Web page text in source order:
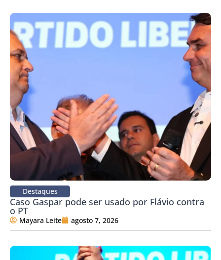
Destaques
Caso Gaspar pode ser usado por Flávio contra
o PT
Mayara Leite agosto 7, 2026